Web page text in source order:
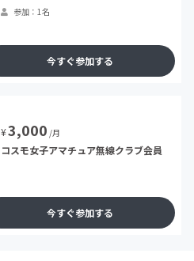
参加：1名
今すぐ参加する
¥3,000 /月
コスモ女子アマチュア無線クラブ会員
今すぐ参加する